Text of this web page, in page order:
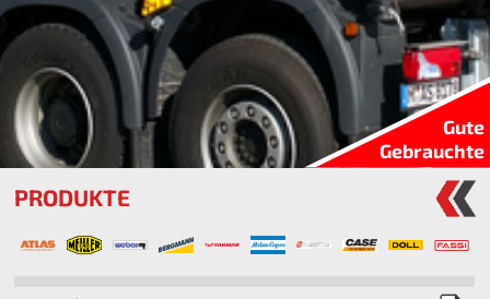
Gute
Gebrauchte
PRODUKTE